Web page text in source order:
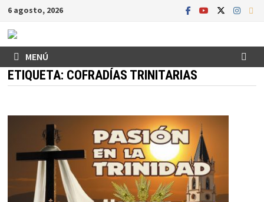
Saltar
contenido
6 agosto, 2026
MENÚ
ETIQUETA: COFRADÍAS TRINITARIAS